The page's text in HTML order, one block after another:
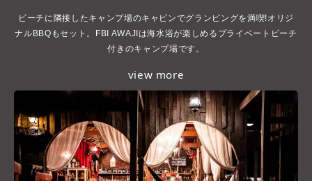
ビーチに隣接したキャンプ場のキャビンでグランピングを満喫!オリジ
ナルBBQもセット。FBI AWAJIは海水浴が楽しめるプライベートビーチ
付きのキャンプ場です。
view more